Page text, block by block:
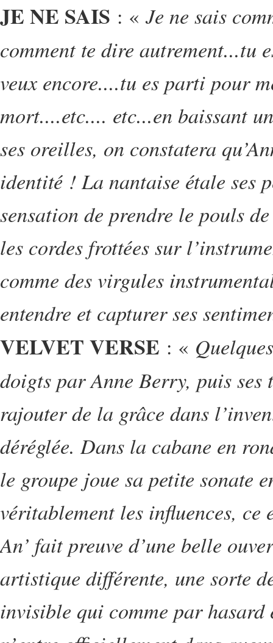
JE NE SAIS : «Je ne sais
comment te dire autrement...tu
veux encore....tu es parti pour
mort....etc.... etc...en baissant
ses oreilles, on constatera
identité ! La nantaise étale ses
sensation de prendre le pouls
les cordes frottées sur
comme des virgules
entendre et capturer ses
VELVET VERSE : «
doigts par Anne Berry, puis
rajouter de la grâce dans
déréglée. Dans la cabane en
le groupe joue sa petite sonate
véritablement les influences,
An’ fait preuve d’une belle
artistique différente, une sorte
invisible qui comme par